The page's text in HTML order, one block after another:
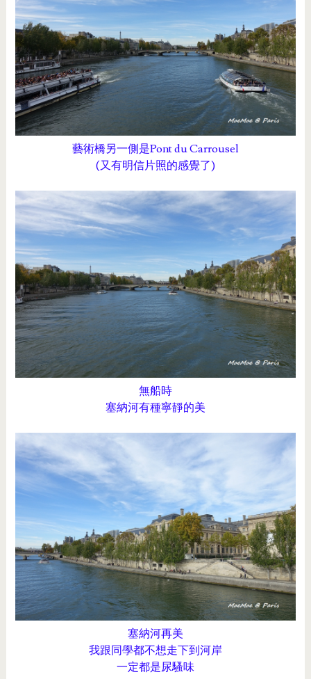
藝術橋另一側是Pont du Carrousel
(又有明信片照的感覺了)
無船時
塞納河有種寧靜的美
塞納河再美
我跟同學都不想走下到河岸
一定都是尿騷味